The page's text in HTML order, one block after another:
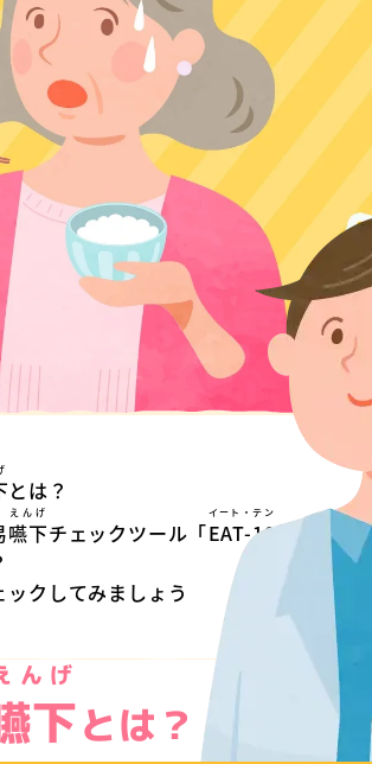
とは？
嚥下
えんげ
チェックツール「EAT-10
イート・テン
」と
ックしてみましょう
下
んげ
とは？